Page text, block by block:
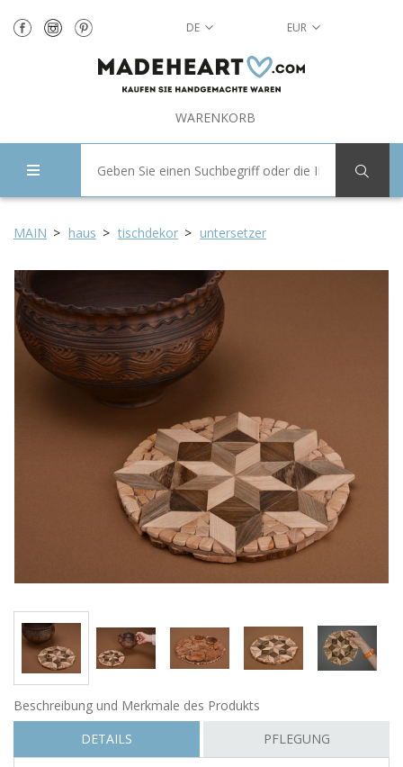
DE EUR
WARENKORB
MAIN haus tischdekor untersetzer
Beschreibung und Merkmale des Produkts
DETAILS
PFLEGUNG